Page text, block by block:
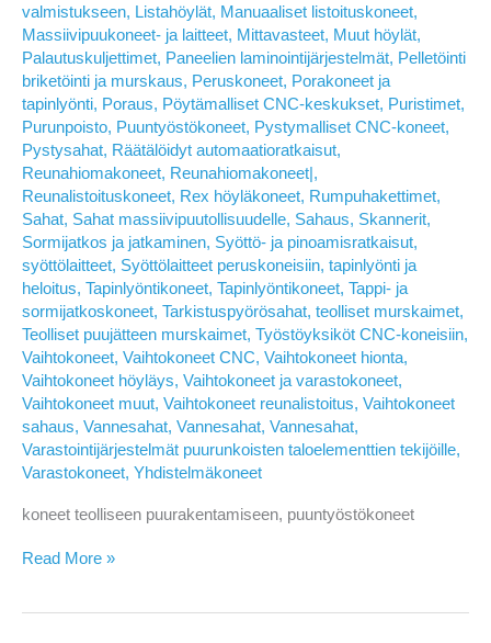
valmistukseen, Listahöylät, Manuaaliset listoituskoneet,
Massiivipuukoneet- ja laitteet, Mittavasteet, Muut höylät,
Palautuskuljettimet, Paneelien laminointijärjestelmät, Pelletöinti
briketöinti ja murskaus, Peruskoneet, Porakoneet ja
tapinlyönti, Poraus, Pöytämalliset CNC-keskukset, Puristimet,
Purunpoisto, Puuntyöstökoneet, Pystymalliset CNC-koneet,
Pystysahat, Räätälöidyt automaatioratkaisut,
Reunahiomakoneet, Reunahiomakoneet| ,
Reunalistoituskoneet, Rex höyläkoneet, Rumpuhakettimet,
Sahat, Sahat massiivipuutollisuudelle, Sahaus, Skannerit,
Sormijatkos ja jatkaminen, Syöttö- ja pinoamisratkaisut,
syöttölaitteet, Syöttölaitteet peruskoneisiin, tapinlyönti ja
heloitus, Tapinlyöntikoneet, Tapinlyöntikoneet, Tappi- ja
sormijatkoskoneet, Tarkistuspyörösahat, teolliset murskaimet,
Teolliset puujätteen murskaimet, Työstöyksiköt CNC-koneisiin,
Vaihtokoneet, Vaihtokoneet CNC, Vaihtokoneet hionta,
Vaihtokoneet höyläys, Vaihtokoneet ja varastokoneet,
Vaihtokoneet muut, Vaihtokoneet reunalistoitus, Vaihtokoneet
sahaus, Vannesahat, Vannesahat, Vannesahat,
Varastointijärjestelmät puurunkoisten taloelementtien tekijöille,
Varastokoneet, Yhdistelmäkoneet
koneet teolliseen puurakentamiseen, puuntyöstökoneet
Toni
Read More »